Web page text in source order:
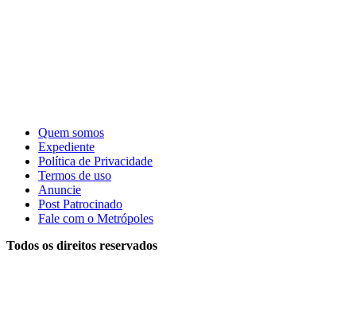
Quem somos
Expediente
Política de Privacidade
Termos de uso
Anuncie
Post Patrocinado
Fale com o Metrópoles
Todos os direitos reservados